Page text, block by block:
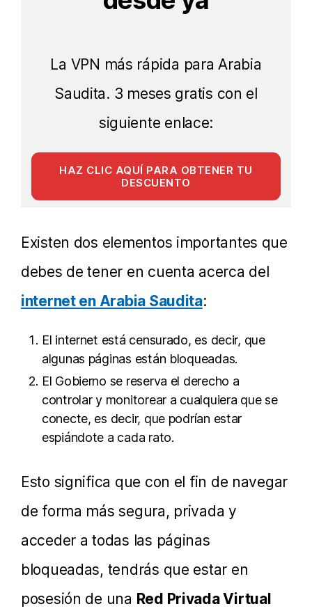
VPN gratis
La VPN más rápida para Arabia
Saudita. 3 meses gratis con el
siguiente enlace:
HAZ CLIC AQUÍ PARA OBTENER TU
DESCUENTO
Existen dos elementos importantes que
debes de tener en cuenta acerca del
internet en Arabia Saudita:
El internet está censurado, es decir, que
algunas páginas están bloqueadas.
El Gobierno se reserva el derecho a
controlar y monitorear a cualquiera que se
conecte, es decir, que podrían estar
espiándote a cada rato.
Esto significa que con el fin de navegar
de forma más segura, privada y
acceder a todas las páginas
bloqueadas, tendrás que estar en
posesión de una Red Privada Virtual